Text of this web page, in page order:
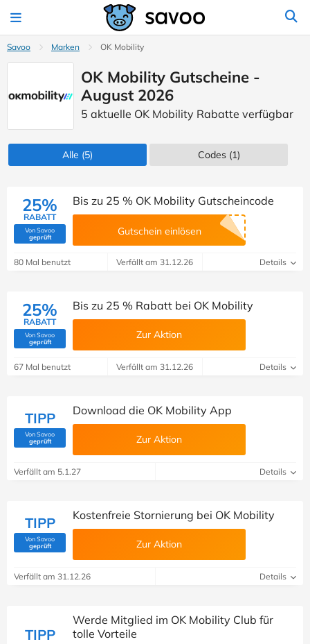
Savoo Marken OK Mobility
OK Mobility Gutscheine -
August 2026
5 aktuelle OK Mobility Rabatte verfügbar
Alle (5) Codes(1)
25%
RABATT
Von Savoo
geprüft(Von Savoo geprüft)
Bis zu 25 % OK Mobility Gutscheincode
Gutschein einlösen
80 Mal benutzt Verfällt am 31.12.26 Details
25%
RABATT
Von Savoo
geprüft(Von Savoo geprüft)
Bis zu 25 % Rabatt bei OK Mobility
Zur Aktion
67 Mal benutzt Verfällt am 31.12.26 Details
TIPP
Von Savoo
geprüft(Von Savoo geprüft)
Download die OK Mobility App
Zur Aktion
Verfällt am 5.1.27 Details
TIPP
Von Savoo
geprüft(Von Savoo geprüft)
Kostenfreie Stornierung bei OK Mobility
Zur Aktion
Verfällt am 31.12.26 Details
TIPP
Werde Mitglied im OK Mobility Club für
tolle Vorteile